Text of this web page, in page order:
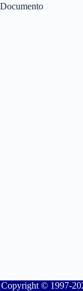
Documento
Copyright © 1997-